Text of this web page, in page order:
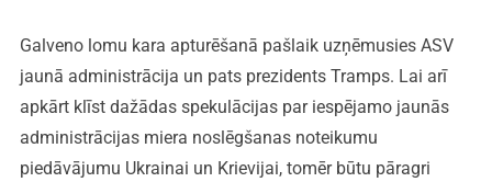
Galveno lomu kara apturēšanā pašlaik uzņēmusies ASV
jaunā administrācija un pats prezidents Tramps. Lai arī
apkārt klīst dažādas spekulācijas par iespējamo jaunās
administrācijas miera noslēgšanas noteikumu
piedāvājumu Ukrainai un Krievijai, tomēr būtu pāragri